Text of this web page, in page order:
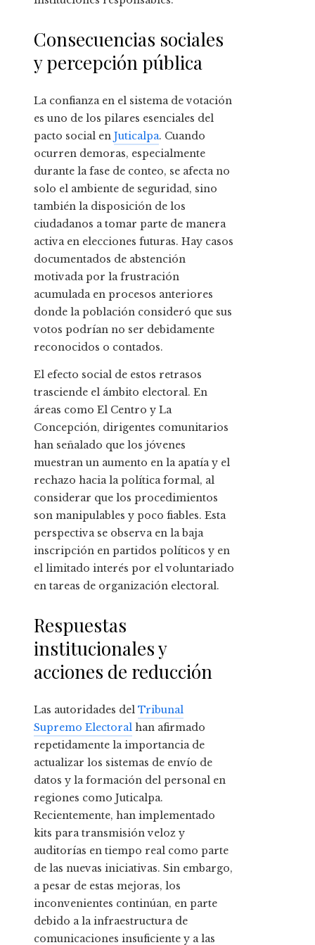
Consecuencias sociales
y percepción pública
La confianza en el sistema de votación
es uno de los pilares esenciales del
pacto social en Juticalpa. Cuando
ocurren demoras, especialmente
durante la fase de conteo, se afecta no
solo el ambiente de seguridad, sino
también la disposición de los
ciudadanos a tomar parte de manera
activa en elecciones futuras. Hay casos
documentados de abstención
motivada por la frustración
acumulada en procesos anteriores
donde la población consideró que sus
votos podrían no ser debidamente
reconocidos o contados.
El efecto social de estos retrasos
trasciende el ámbito electoral. En
áreas como El Centro y La
Concepción, dirigentes comunitarios
han señalado que los jóvenes
muestran un aumento en la apatía y el
rechazo hacia la política formal, al
considerar que los procedimientos
son manipulables y poco fiables. Esta
perspectiva se observa en la baja
inscripción en partidos políticos y en
el limitado interés por el voluntariado
en tareas de organización electoral.
Respuestas
institucionales y
acciones de reducción
Las autoridades del Tribunal
Supremo Electoral han afirmado
repetidamente la importancia de
actualizar los sistemas de envío de
datos y la formación del personal en
regiones como Juticalpa.
Recientemente, han implementado
kits para transmisión veloz y
auditorías en tiempo real como parte
de las nuevas iniciativas. Sin embargo,
a pesar de estas mejoras, los
inconvenientes continúan, en parte
debido a la infraestructura de
comunicaciones insuficiente y a las